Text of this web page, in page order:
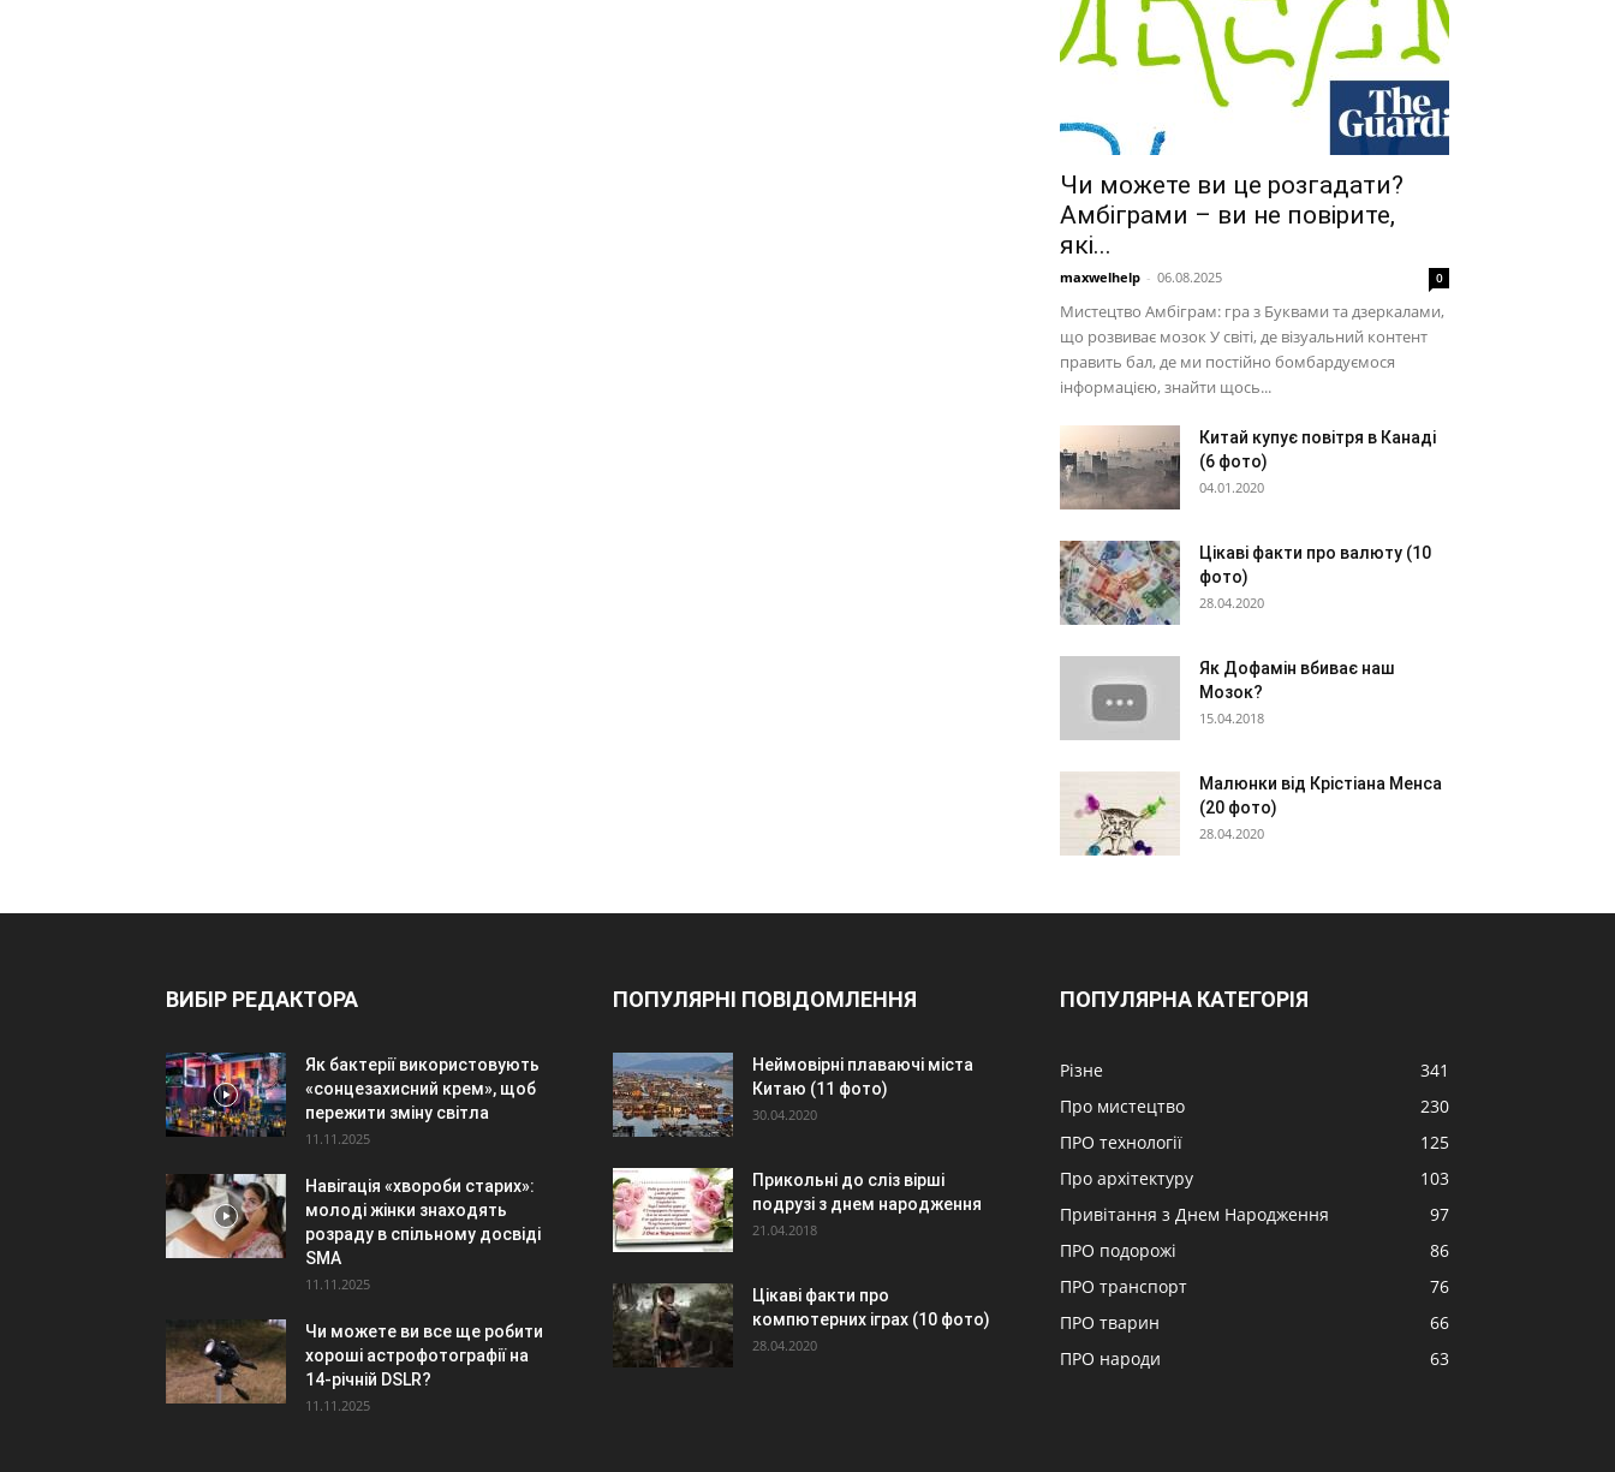
Чи можете ви це розгадати?
Амбіграми – ви не повірите,
які...
maxwelhelp - 06.08.2025 0
Мистецтво Амбіграм: гра з Буквами та дзеркалами,
що розвиває мозок У світі, де візуальний контент
править бал, де ми постійно бомбардуємося
інформацією, знайти щось...
Китай купує повітря в Канаді
(6 фото)
04.01.2020
Цікаві факти про валюту (10
фото)
28.04.2020
Як Дофамін вбиває наш
Мозок?
15.04.2018
Малюнки від Крістіана Менса
(20 фото)
28.04.2020
ВИБІР РЕДАКТОРА
Як бактерії використовують
«сонцезахисний крем», щоб
пережити зміну світла
11.11.2025
Навігація «хвороби старих»:
молоді жінки знаходять
розраду в спільному досвіді
SMA
11.11.2025
Чи можете ви все ще робити
хороші астрофотографії на
14-річній DSLR?
11.11.2025
ПОПУЛЯРНІ ПОВІДОМЛЕННЯ
Неймовірні плаваючі міста
Китаю (11 фото)
30.04.2020
Прикольні до сліз вірші
подрузі з днем народження
21.04.2018
Цікаві факти про
компютерних іграх (10 фото)
28.04.2020
ПОПУЛЯРНА КАТЕГОРІЯ
Різне
341
Про мистецтво
230
ПРО технології
125
Про архітектуру
103
Привітання з Днем Народження
97
ПРО подорожі
86
ПРО транспорт
76
ПРО тварин
66
ПРО народи
63